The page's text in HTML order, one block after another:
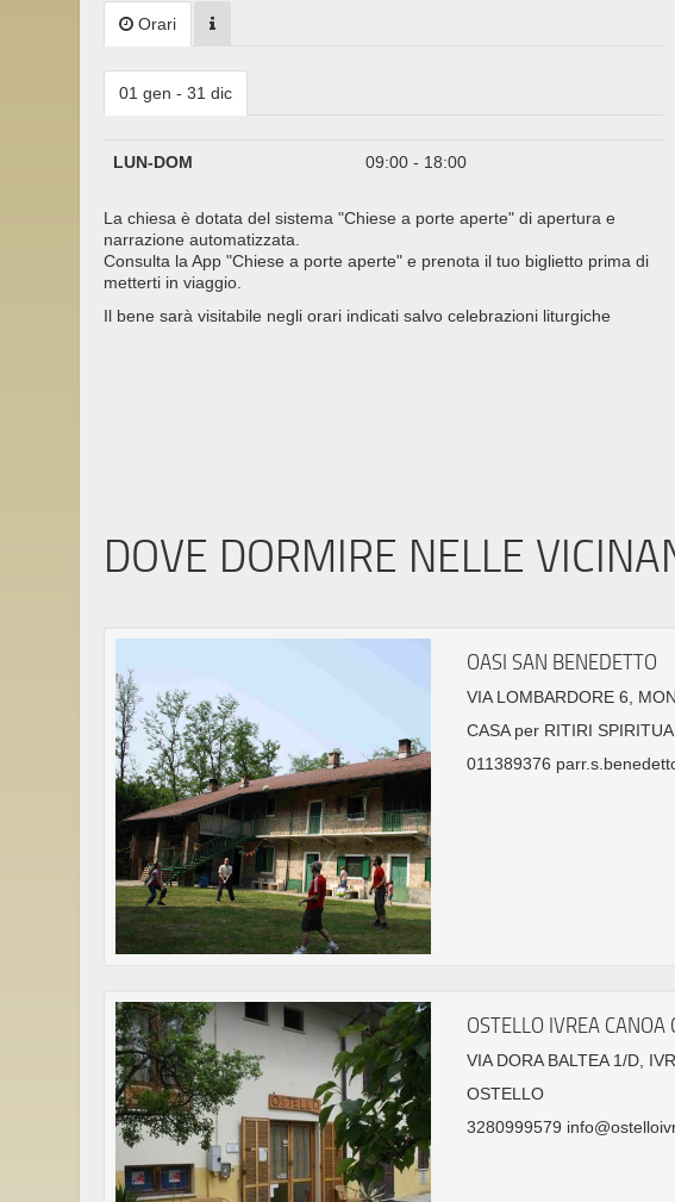
Orari
01 gen - 31 dic
LUN-DOM 09:00 - 18:00
La chiesa è dotata del sistema "Chiese a porte aperte" di apertura e
narrazione automatizzata.
Consulta la App "Chiese a porte aperte" e prenota il tuo biglietto prima di
metterti in viaggio.
Il bene sarà visitabile negli orari indicati salvo celebrazioni liturgiche
DOVE DORMIRE NELLE
OASI SAN BENEDETTO
VIA LOMBARDORE 6,
CASA per RITIRI
011389376
OSTELLO IVREA CANOA
VIA DORA BALTEA 1/D,
OSTELLO
3280999579